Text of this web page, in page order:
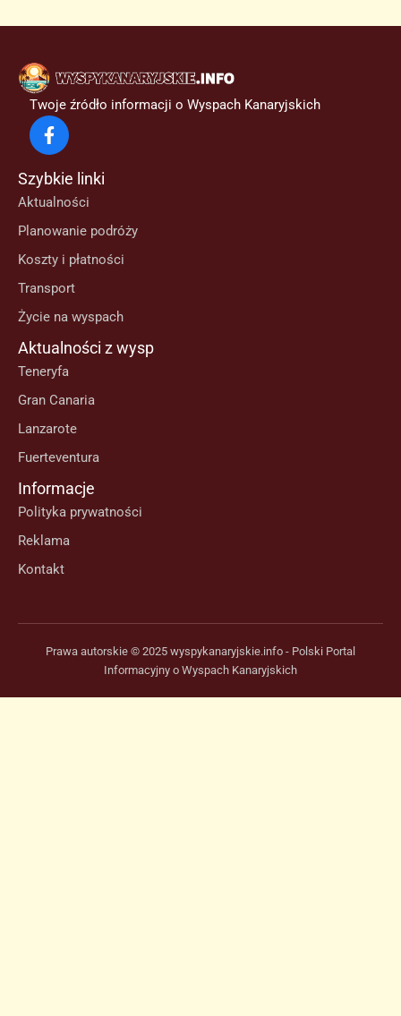
Twoje źródło informacji o Wyspach Kanaryjskich
Szybkie linki
Aktualności
Planowanie podróży
Koszty i płatności
Transport
Życie na wyspach
Aktualności z wysp
Teneryfa
Gran Canaria
Lanzarote
Fuerteventura
Informacje
Polityka prywatności
Reklama
Kontakt
Prawa autorskie © 2025 wyspykanaryjskie.info - Polski Portal
Informacyjny o Wyspach Kanaryjskich